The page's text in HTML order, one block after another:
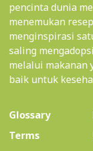
pencinta dunia
menemukan
menginspirasi
saling
melalui makanan
baik untuk
Glossary
Terms